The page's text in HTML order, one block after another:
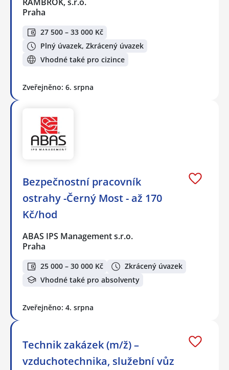
Praha
27 500 – 33 000 Kč
Plný úvazek, Zkrácený úvazek
Vhodné také pro cizince
Zveřejněno: 6. srpna
Bezpečnostní pracovník
ostrahy -Černý Most - až 170
Kč/hod
ABAS IPS Management s.r.o.
Praha
25 000 – 30 000 Kč
Zkrácený úvazek
Vhodné také pro absolventy
Zveřejněno: 4. srpna
Technik zakázek (m/ž) –
vzduchotechnika, služební vůz